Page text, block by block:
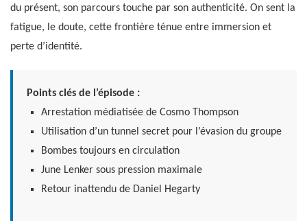
du présent, son parcours touche par son authenticité. On sent la
fatigue, le doute, cette frontière ténue entre immersion et
perte d’identité.
Points clés de l’épisode :
Arrestation médiatisée de Cosmo Thompson
Utilisation d’un tunnel secret pour l’évasion du groupe
Bombes toujours en circulation
June Lenker sous pression maximale
Retour inattendu de Daniel Hegarty